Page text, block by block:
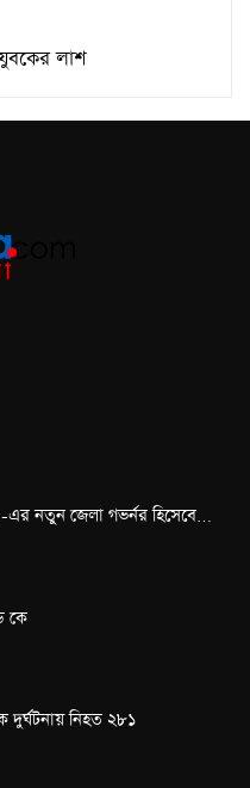
লাশ
এর নতুন জেলা গভর্নর হিসেবে…
কে
দুর্ঘটনায় নিহত ২৮১